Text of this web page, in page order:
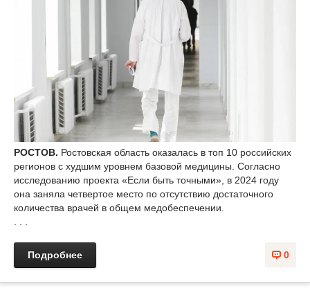
РОСТОВ. Ростовская область оказалась в топ 10 российских
регионов с худшим уровнем базовой медицины. Согласно
исследованию проекта «Если быть точными», в 2024 году
она заняла четвертое место по отсутствию достаточного
количества врачей в общем медобеспечении.
0
Подробнее